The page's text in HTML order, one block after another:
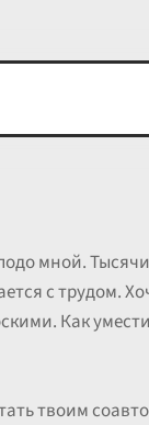
мной.
с трудом.
Как
твоим